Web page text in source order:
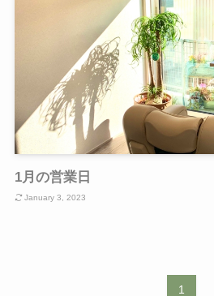
1月の営業日
January 3, 2023
1